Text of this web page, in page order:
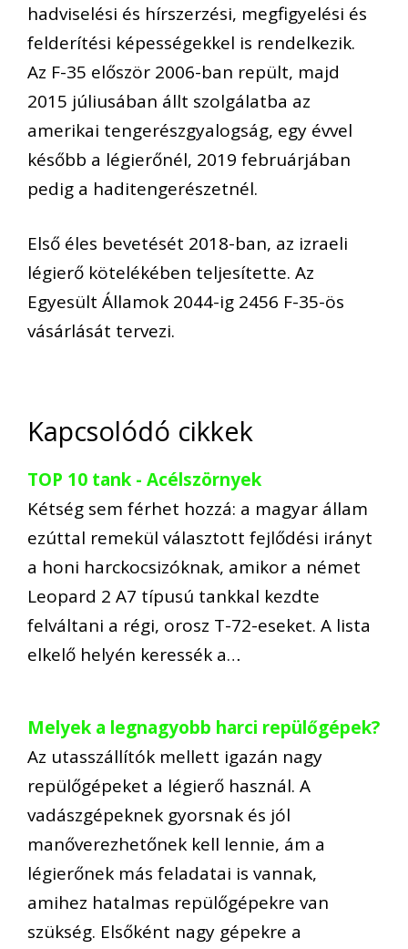
hadviselési és hírszerzési, megfigyelési és
felderítési képességekkel is rendelkezik.
Az F-35 először 2006-ban repült, majd
2015 júliusában állt szolgálatba az
amerikai tengerészgyalogság, egy évvel
később a légierőnél, 2019 februárjában
pedig a haditengerészetnél.
Első éles bevetését 2018-ban, az izraeli
légierő kötelékében teljesítette. Az
Egyesült Államok 2044-ig 2456 F-35-ös
vásárlását tervezi.
Kapcsolódó cikkek
TOP 10 tank - Acélszörnyek
Kétség sem férhet hozzá: a magyar állam
ezúttal remekül választott fejlődési irányt
a honi harckocsizóknak, amikor a német
Leopard 2 A7 típusú tankkal kezdte
felváltani a régi, orosz T-72-eseket. A lista
elkelő helyén keressék a…
Melyek a legnagyobb harci repülőgépek?
Az utasszállítók mellett igazán nagy
repülőgépeket a légierő használ. A
vadászgépeknek gyorsnak és jól
manőverezhetőnek kell lennie, ám a
légierőnek más feladatai is vannak,
amihez hatalmas repülőgépekre van
szükség. Elsőként nagy gépekre a